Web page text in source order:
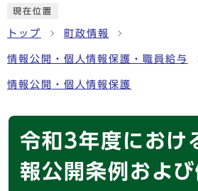
現在位置
トップ 町政情報
情報公開・個人情報保護・職員給与
情報公開・個人情報保護
令和3年度におけ
報公開条例およ